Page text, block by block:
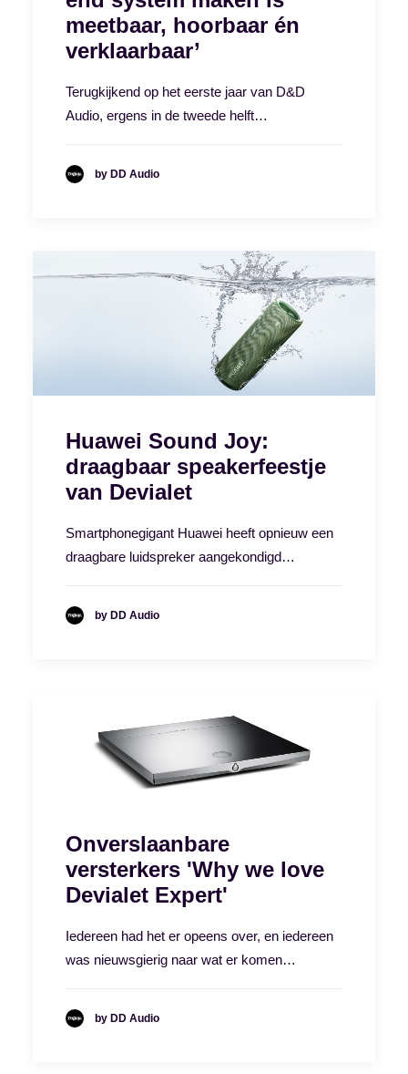
meetbaar, hoorbaar én
verklaarbaar’
Terugkijkend op het eerste jaar van D&D
Audio, ergens in de tweede helft…
by DD Audio
Huawei Sound Joy:
draagbaar speakerfeestje
van Devialet
Smartphonegigant Huawei heeft opnieuw een
draagbare luidspreker aangekondigd…
by DD Audio
Onverslaanbare
versterkers 'Why we love
Devialet Expert'
Iedereen had het er opeens over, en iedereen
was nieuwsgierig naar wat er komen…
by DD Audio